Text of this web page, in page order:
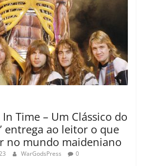
Time – Um Clássico do
entrega ao leitor o que
no mundo maideniano
WarGodsPress 0